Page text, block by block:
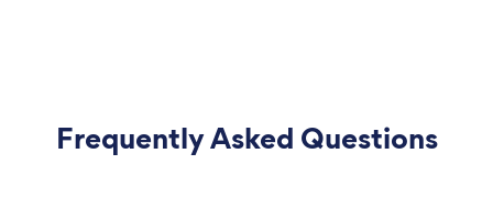
Frequently Asked Questions